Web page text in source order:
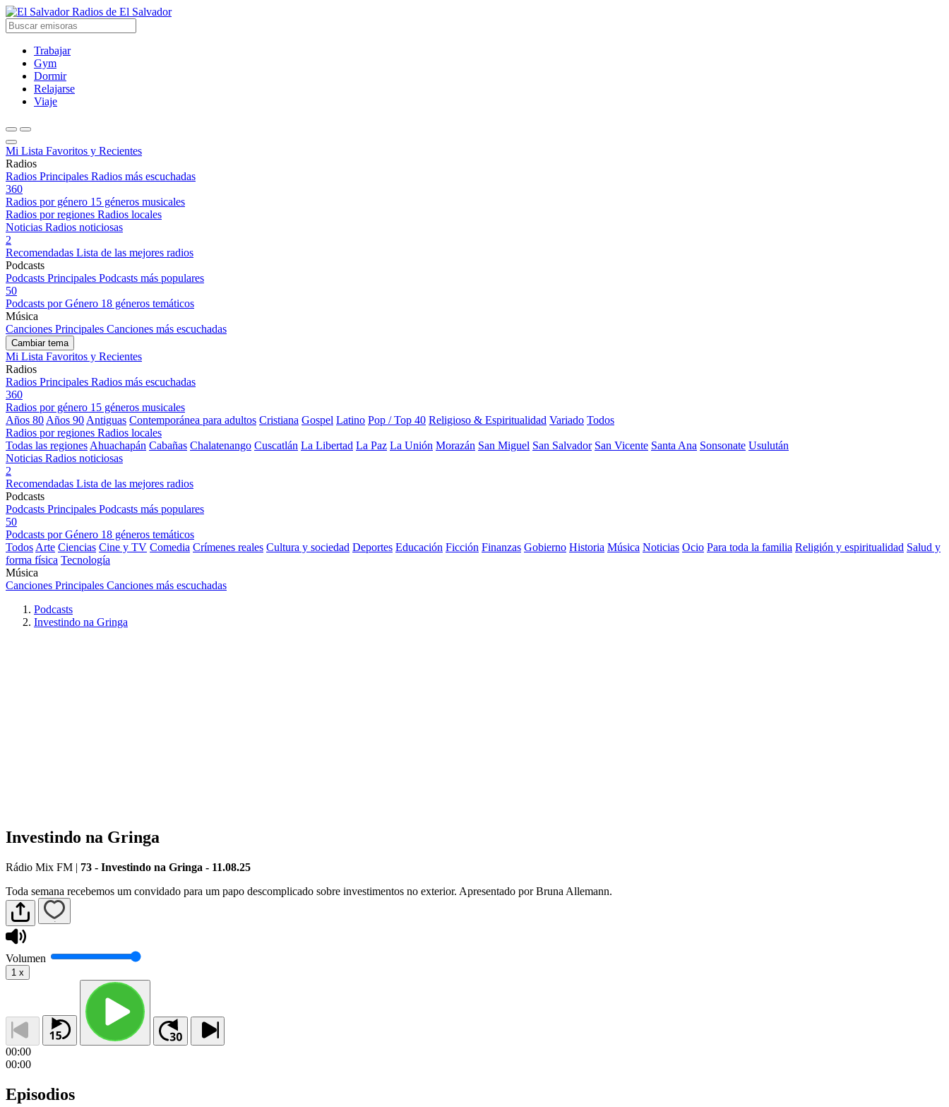
Radios de El Salvador
Trabajar
Gym
Dormir
Relajarse
Viaje
Mi Lista Favoritos y Recientes
Radios
Radios Principales Radios más escuchadas
360
Radios por género 15 géneros musicales
Radios por regiones Radios locales
Noticias Radios noticiosas
2
Recomendadas Lista de las mejores radios
Podcasts
Podcasts Principales Podcasts más populares
50
Podcasts por Género 18 géneros temáticos
Música
Canciones Principales Canciones más escuchadas
Cambiar tema
Mi Lista Favoritos y Recientes
Radios
Radios Principales Radios más escuchadas
360
Radios por género 15 géneros musicales
Años 80 Años 90 Antiguas Contemporánea para adultos Cristiana Gospel Latino Pop / Top 40 Religioso & Espiritualidad Variado Todos
Radios por regiones Radios locales
Todas las regiones Ahuachapán Cabañas Chalatenango Cuscatlán La Libertad La Paz La Unión Morazán San Miguel San Salvador San Vicente Santa Ana Sonsonate Usulután
Noticias Radios noticiosas
2
Recomendadas Lista de las mejores radios
Podcasts
Podcasts Principales Podcasts más populares
50
Podcasts por Género 18 géneros temáticos
Todos Arte Ciencias Cine y TV Comedia Crímenes reales Cultura y sociedad Deportes Educación Ficción Finanzas Gobierno Historia Música Noticias Ocio Para toda la familia Religión y espiritualidad Salud y
forma física Tecnología
Música
Canciones Principales Canciones más escuchadas
Podcasts
Investindo na Gringa
Investindo na Gringa
Rádio Mix FM | 73 - Investindo na Gringa - 11.08.25
Toda semana recebemos um convidado para um papo descomplicado sobre investimentos no exterior. Apresentado por Bruna Allemann.
Volumen
1 x
00:00
00:00
Episodios